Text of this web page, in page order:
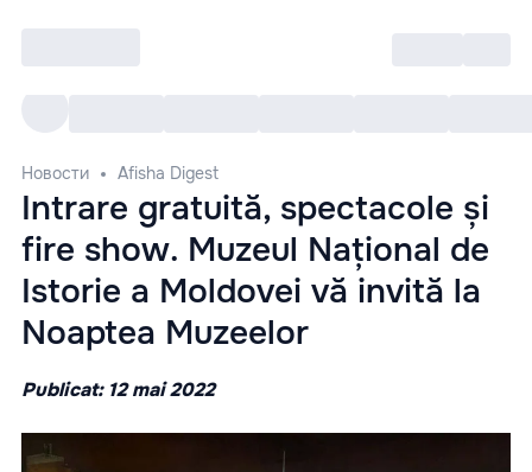
Новости Afisha Digest
Intrare gratuită, spectacole și
fire show. Muzeul Național de
Istorie a Moldovei vă invită la
Noaptea Muzeelor
Publicat: 12 mai 2022